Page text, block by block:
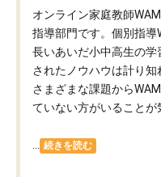
オンライン家庭教師
指導部門です。個別指導
長いあいだ小中高生の
されたノウハウは計り
さまざまな課題から
ていない方がいることが
続きを読む